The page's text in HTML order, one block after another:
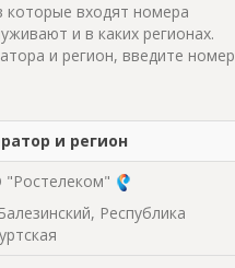
входят номера
и в каких регионах.
и регион, введите номер
и регион
"Ростелеком"
Республика